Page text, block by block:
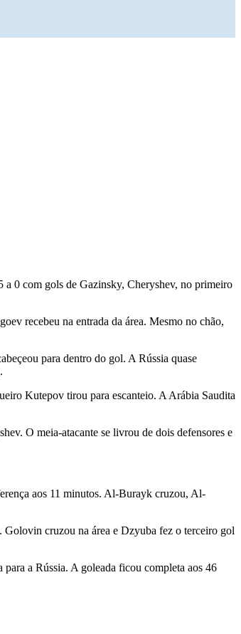
a 0 com gols de Gazinsky, Cheryshev, no primeiro
recebeu na entrada da área. Mesmo no chão,
para dentro do gol. A Rússia quase
Kutepov tirou para escanteio. A Arábia Saudita
O meia-atacante se livrou de dois defensores e
aos 11 minutos. Al-Burayk cruzou, Al-
Golovin cruzou na área e Dzyuba fez o terceiro gol
a Rússia. A goleada ficou completa aos 46